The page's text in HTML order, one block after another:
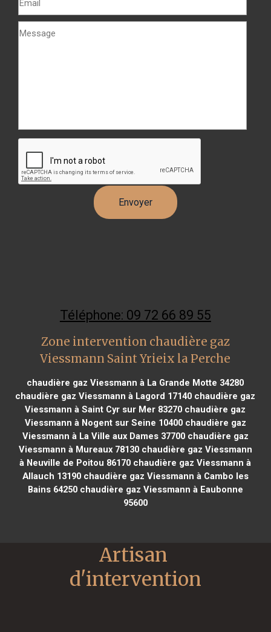
Téléphone: 09 72 66 89 55
Zone intervention chaudière gaz
Viessmann Saint Yrieix la Perche
chaudière gaz Viessmann à La Grande Motte 34280
chaudière gaz Viessmann à Lagord 17140 chaudière gaz
Viessmann à Saint Cyr sur Mer 83270 chaudière gaz
Viessmann à Nogent sur Seine 10400chaudière gaz
Viessmann à La Ville aux Dames 37700chaudière gaz
Viessmann à Mureaux 78130chaudière gaz Viessmann
à Neuville de Poitou 86170 chaudière gaz Viessmann à
Allauch 13190chaudière gaz Viessmann à Cambo les
Bains 64250chaudière gaz Viessmann à Eaubonne
95600
Artisan
d'intervention